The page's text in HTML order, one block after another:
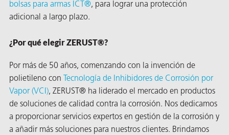
bolsas para armas ICT®, para lograr una protección
adicional a largo plazo.
¿Por qué elegir ZERUST®?
Por más de 50 años, comenzando con la invención de
polietileno con Tecnología de Inhibidores de Corrosión por
Vapor (VCI), ZERUST® ha liderado el mercado en productos
de soluciones de calidad contra la corrosión. Nos dedicamos
a proporcionar servicios expertos en gestión de la corrosión y
a añadir más soluciones para nuestros clientes. Brindamos